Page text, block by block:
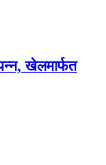
खेलमार्फत